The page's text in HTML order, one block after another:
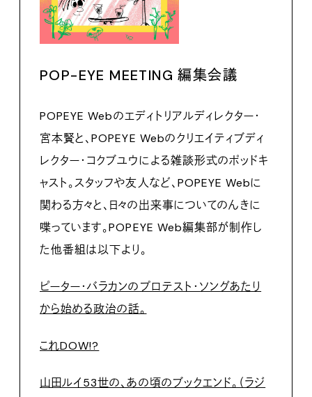
POP-EYE MEETING 編集会議
POPEYE Webのエディトリアルディレクター・
宮本賢と、POPEYE Webのクリエイティブディ
レクター・コクブユウによる雑談形式のポッドキ
ャスト。スタッフや友人など、POPEYE Webに
関わる方々と、日々の出来事についてのんきに
喋っています。POPEYE Web編集部が制作し
た他番組は以下より。
ピーター・バラカンのプロテスト・ソングあたり
から始める政治の話。
これDOW!?
山田ルイ53世の、あの頃のブックエンド。（ラジ